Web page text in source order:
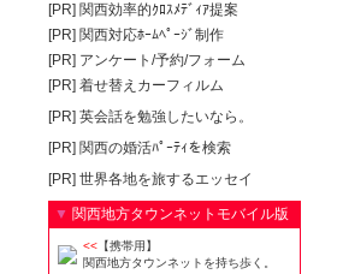
[PR] 関西効率的ｸﾛｽﾒﾃﾞｨｱ提案
[PR] 関西対応ﾎｰﾑﾍﾟｰｼﾞ制作
[PR] アンケート/予約/フォーム
[PR] 着せ替えカーフィルム
[PR] 英会話を勉強したいなら。
[PR] 関西の婚活ﾊﾟｰﾃｨを検索
[PR] 世界各地を旅するエッセイ
▼ 関西地方タウンネットモバイル版
<< 【携帯用】
関西地方タウンネットを持ち歩く。